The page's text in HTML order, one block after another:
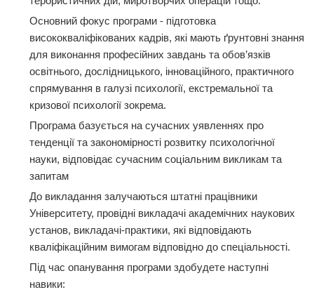
Основний фокус програми - підготовка
висококваліфікованих кадрів, які мають ґрунтовні знання
для виконання професійних завдань та обов’язків
освітнього, дослідницького, інноваційного, практичного
спрямування в галузі психології, екстремальної та
кризової психології зокрема.
Програма базується на сучасних уявленнях про
тенденції та закономірності розвитку психологічної
науки, відповідає сучасним соціальним викликам та
запитам
До викладання залучаються штатні працівники
Університету, провідні викладачі академічних наукових
установ, викладачі-практики, які відповідають
кваліфікаційним вимогам відповідно до спеціальності.
Під час опанування програми здобудете наступні
навики: